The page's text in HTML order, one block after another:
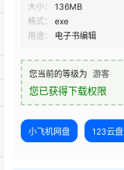
大小：
136MB
格式：
exe
用途：
电子书编辑
您当前的等级为 游客
您已获得下载权限
小飞机网盘 123云盘